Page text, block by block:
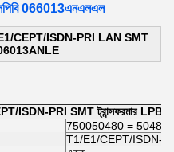
066013এনএলএল
CEPT/ISDN-PRI LAN SMT
ISDN-PRI SMT ট্রান্সফরমার
750050480 =
T1/E1/CEPT/ISDN-